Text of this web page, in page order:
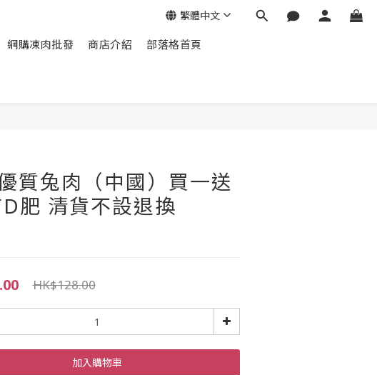
網購凍肉批發 商店介紹 部落格首頁
繁體中文
質兔肉（中國）買一送
肥 清貨不設退換
HK$128.00
加入購物車